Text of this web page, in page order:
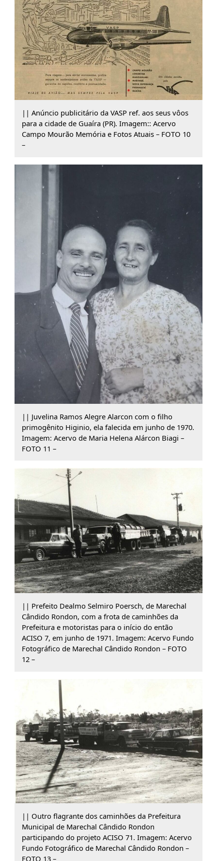
|| Anúncio publicitário da VASP ref. aos seus vôos
para a cidade de Guaíra (PR). Imagem:: Acervo
Campo Mourão Memória e Fotos Atuais – FOTO 10
–
|| Juvelina Ramos Alegre Alarcon com o filho
primogênito Higinio, ela falecida em junho de 1970.
Imagem: Acervo de Maria Helena Alárcon Biagi –
FOTO 11 –
|| Prefeito Dealmo Selmiro Poersch, de Marechal
Cândido Rondon, com a frota de caminhões da
Prefeitura e motoristas para o início do então
ACISO 7, em junho de 1971. Imagem: Acervo Fundo
Fotográfico de Marechal Cândido Rondon – FOTO
12 –
|| Outro flagrante dos caminhões da Prefeitura
Municipal de Marechal Cândido Rondon
participando do projeto ACISO 71. Imagem: Acervo
Fundo Fotográfico de Marechal Cândido Rondon –
FOTO 13 –